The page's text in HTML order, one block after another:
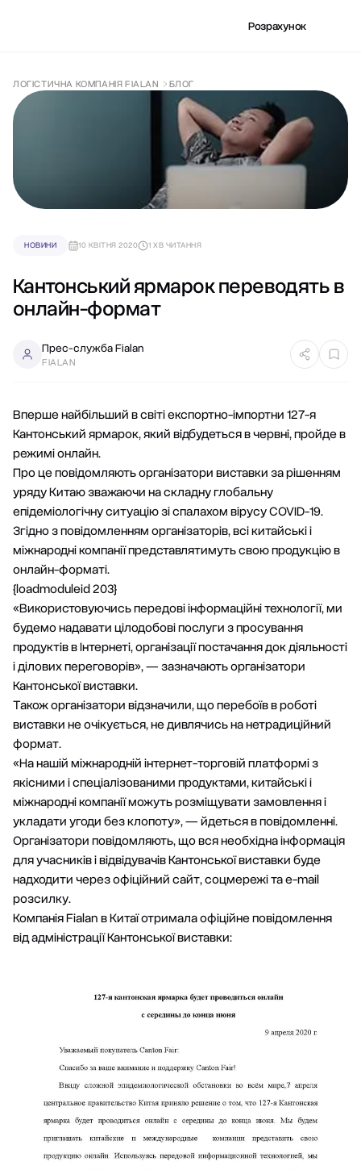
Розрахунок
ЛОГІСТИЧНА КОМПАНІЯ FIALAN БЛОГ
НОВИНИ 10 КВІТНЯ 2020 1 ХВ ЧИТАННЯ
Кантонський ярмарок переводять в
онлайн-формат
Прес-служба Fialan
FIALAN
Вперше найбільший в світі експортно-імпортни 127-я
Кантонський ярмарок, який відбудеться в червні, пройде в
режимі онлайн.
Про це повідомляють організатори виставки за рішенням
уряду Китаю зважаючи на складну глобальну
епідеміологічну ситуацію зі спалахом вірусу COVID-19.
Згідно з повідомленням організаторів, всі китайські і
міжнародні компанії представлятимуть свою продукцію в
онлайн-форматі.
{loadmoduleid 203}
«Використовуючись передові інформаційні технології, ми
будемо надавати цілодобові послуги з просування
продуктів в Інтернеті, організації постачання док діяльності
і ділових переговорів», — зазначають організатори
Кантонської виставки.
Також організатори відзначили, що перебоїв в роботі
виставки не очікується, не дивлячись на нетрадиційний
формат.
«На нашій міжнародній інтернет-торговій платформі з
якісними і спеціалізованими продуктами, китайські і
міжнародні компанії можуть розміщувати замовлення і
укладати угоди без клопоту», — йдеться в повідомленні.
Організатори повідомляють, що вся необхідна інформація
для учасників і відвідувачів Кантонської виставки буде
надходити через офіційний сайт, соцмережі та e-mail
розсилку.
Компанія Fialan в Китаї отримала офіційне повідомлення
від адміністрації Кантонської виставки: